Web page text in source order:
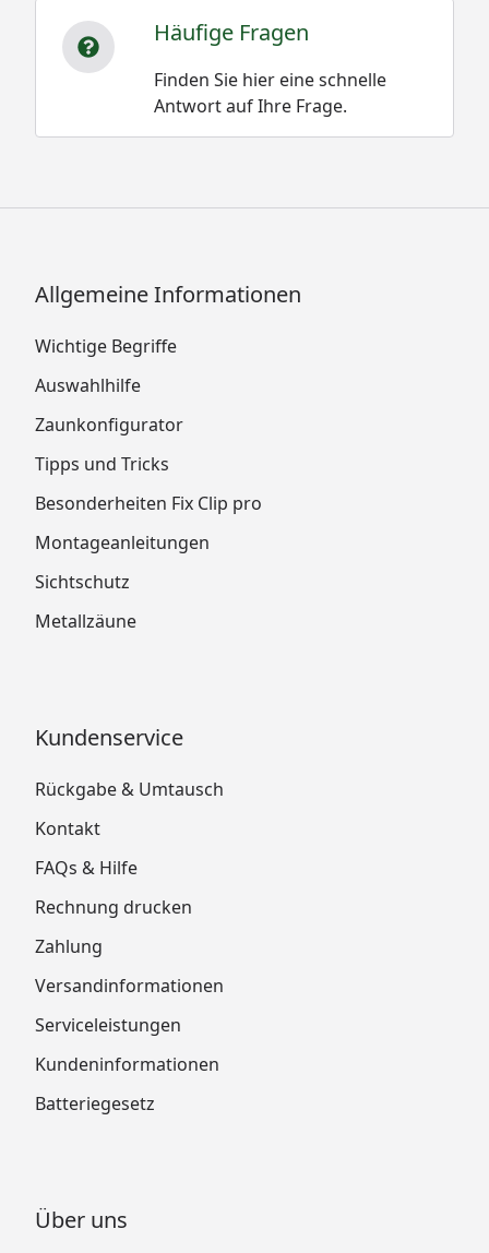
Häufige Fragen
Finden Sie hier eine schnelle
Antwort auf Ihre Frage.
Allgemeine Informationen
Wichtige Begriffe
Auswahlhilfe
Zaunkonfigurator
Tipps und Tricks
Besonderheiten Fix Clip pro
Montageanleitungen
Sichtschutz
Metallzäune
Kundenservice
Rückgabe & Umtausch
Kontakt
FAQs & Hilfe
Rechnung drucken
Zahlung
Versandinformationen
Serviceleistungen
Kundeninformationen
Batteriegesetz
Über uns